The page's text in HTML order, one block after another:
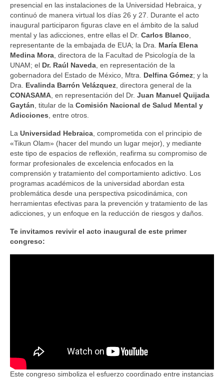
presencial en las instalaciones de la Universidad Hebraica, y
continuó de manera virtual los días 26 y 27. Durante el acto
inaugural participaron figuras clave en el ámbito de la salud
mental y las adicciones, entre ellas el Dr. Carlos Blanco
representante de la embajada de EUA; la Dra. María Elena
Medina Mora , directora de la Facultad de Psicología de la
UNAM; el Dr. Raúl Naveda , en representación de la
gobernadora del Estado de México, Mtra. Delfina Gómez; y la
Dra. Evalinda Barrón Velázquez , directora general de la
CONASAMA , en representación del Dr. Juan Manuel Quijada
Gaytán , titular de la Comisión Nacional de Salud Mental y
Adicciones , entre otros.
La Universidad Hebraica , comprometida con el principio de
«Tikun Olam» (hacer del mundo un lugar mejor), y mediante
este tipo de espacios de reflexión, reafirma su compromiso de
formar profesionales de excelencia enfocados en la
comprensión y tratamiento del comportamiento adictivo. Los
programas académicos de la universidad abordan esta
problemática desde una perspectiva psicodinámica, con
herramientas efectivas para la prevención y tratamiento de las
adicciones, y un enfoque en la reducción de riesgos y daños.
Te invitamos revivir el acto inaugural de este primer
congreso:
Este congreso simboliza el esfuerzo coordinado entre instancias